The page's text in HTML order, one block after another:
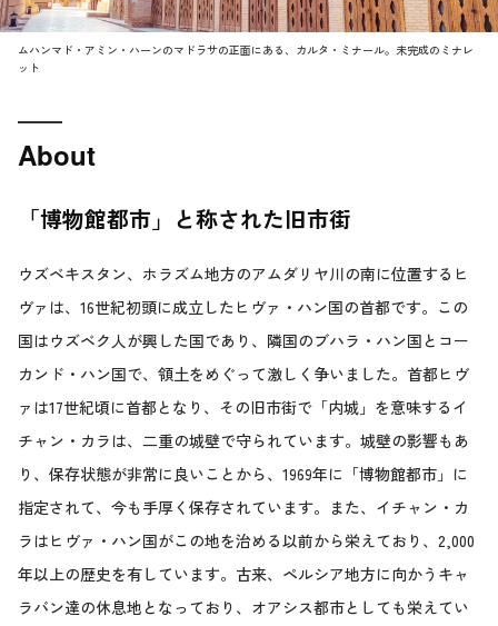
ムハンマド・アミン・ハーンのマドラサの正面にある、カルタ・ミナール。未完成のミナレ
ット
About
「博物館都市」と称された旧市街
ウズベキスタン、ホラズム地方のアムダリヤ川の南に位置するヒ
ヴァは、16世紀初頭に成立したヒヴァ・ハン国の首都です。この
国はウズベク人が興した国であり、隣国のブハラ・ハン国とコー
カンド・ハン国で、領土をめぐって激しく争いました。首都ヒヴ
ァは17世紀頃に首都となり、その旧市街で「内城」を意味するイ
チャン・カラは、二重の城壁で守られています。城壁の影響もあ
り、保存状態が非常に良いことから、1969年に「博物館都市」に
指定されて、今も手厚く保存されています。また、イチャン・カ
ラはヒヴァ・ハン国がこの地を治める以前から栄えており、2,000
年以上の歴史を有しています。古来、ペルシア地方に向かうキャ
ラバン達の休息地となっており、オアシス都市としても栄えてい